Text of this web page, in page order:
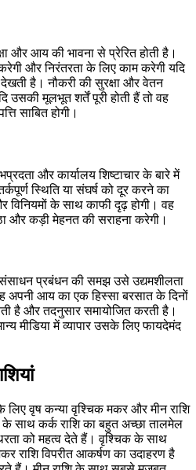
और आय की भावना से प्रेरित होती है।
और निरंतरता के लिए काम करेगी यदि
है। नौकरी की सुरक्षा और वेतन
मूलभूत शर्तें पूरी होती हैं तो वह
साबित होगी।
और कार्यालय शिष्टाचार के बारे में
स्थिति या संघर्ष को दूर करने का
विनियमों के साथ काफी दृढ़ होगी। वह
और कड़ी मेहनत की सराहना करेगी।
संसाधन प्रबंधन की समझ उसे उद्यमशीलता
अपनी आय का एक हिस्सा बरसात के दिनों
है और तदनुसार समायोजित करती है।
मीडिया में व्यापार उसके लिए फायदेमंद
वृष कन्या वृश्चिक मकर और मीन राशि
कर्क राशि का बहुत अच्छा तालमेल
को महत्व देते हैं। वृश्चिक के साथ
राशि विपरीत आकर्षण का उदाहरण है